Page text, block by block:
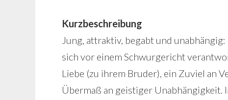
Kurzbeschreibung
Jung, attraktiv, begabt und
sich vor einem Schwurgericht
Liebe (zu ihrem Bruder), ein Zuviel an
Übermaß an geistiger Unabhängigkeit.